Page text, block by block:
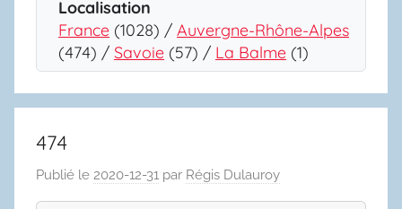
Localisation
France (1028) / Auvergne-Rhône-Alpes
(474) / Savoie (57) / La Balme (1)
474
Publié le 2020-12-31 par Régis Dulauroy